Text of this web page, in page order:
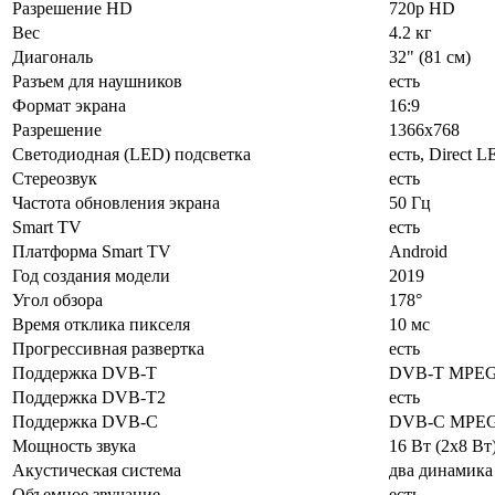
Разрешение HD
720p HD
Вес
4.2 кг
Диагональ
32" (81 см)
Разъем для наушников
есть
Формат экрана
16:9
Разрешение
1366x768
Светодиодная (LED) подсветка
есть, Direct
Стереозвук
есть
Частота обновления экрана
50 Гц
Smart TV
есть
Платформа Smart TV
Android
Год создания модели
2019
Угол обзора
178°
Время отклика пикселя
10 мс
Прогрессивная развертка
есть
Поддержка DVB-T
DVB-T
Поддержка DVB-T2
есть
Поддержка DVB-C
DVB-C
Мощность звука
16 Вт (2х8
Акустическая система
два динамика